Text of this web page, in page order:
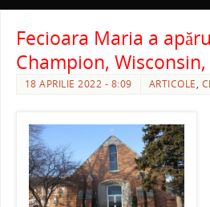
Fecioara Maria a
Champion, Wisconsin,
18 APRILIE 2022 - 8:09 ARTICOLE,